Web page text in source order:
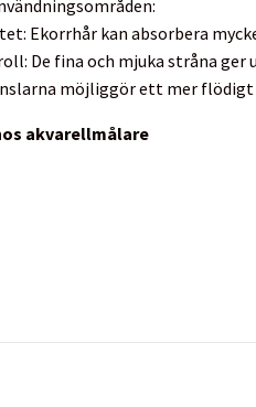
Ekorrhår kan absorbera
De fina och mjuka stråna
möjliggör ett mer
akvarellmålare